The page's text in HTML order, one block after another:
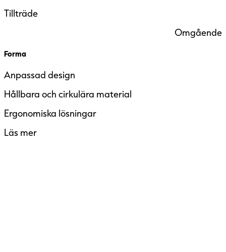
Tillträde
Omgående
Forma
Anpassad design
Hållbara och cirkulära material
Ergonomiska lösningar
Läs mer